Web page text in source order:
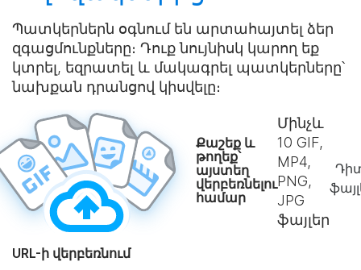
Պատկերներն օգնում են արտահայտել ձեր
զգացմունքները։ Դուք նույնիսկ կարող եք
կտրել, եզրատել և մակագրել պատկերները՝
նախքան դրանցով կիսվելը։
Քաշեք և
թողեք՝
այստեղ
վերբեռնելու
համար
Մինչև
10 GIF,
MP4,
PNG,
JPG
ֆայլեր
URL-ի վերբեռնում